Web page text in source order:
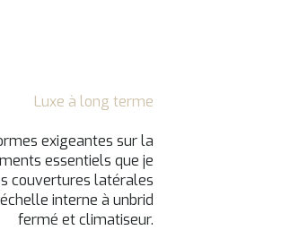
Luxe à long terme
exigeantes sur la
essentiels que je
couvertures latérales
interne à unbrid
fermé et climatiseur.